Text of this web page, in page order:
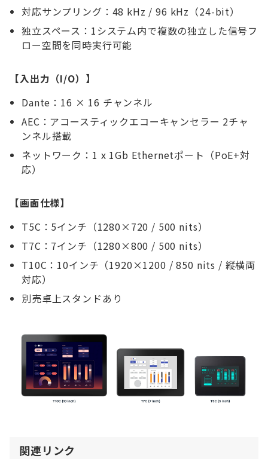
対応サンプリング：48 kHz / 96 kHz（24-bit）
独立スペース：1システム内で複数の独立した信号フ
ロー空間を同時実行可能
【入出力（I/O）】
Dante：16 × 16 チャンネル
AEC：アコースティックエコーキャンセラー 2チャ
ンネル搭載
ネットワーク：1 x 1Gb Ethernetポート（PoE+対
応）
【画面仕様】
T5C：5インチ（1280×720 / 500 nits）
T7C：7インチ（1280×800 / 500 nits）
T10C：10インチ（1920×1200 / 850 nits / 縦横両
対応）
別売卓上スタンドあり
関連リンク